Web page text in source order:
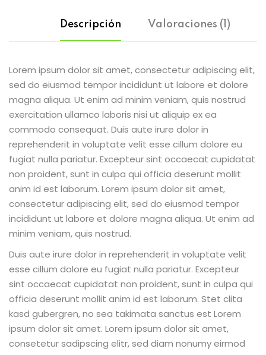
Descripción Valoraciones (1)
Lorem ipsum dolor sit amet, consectetur adipiscing elit,
sed do eiusmod tempor incididunt ut labore et dolore
magna aliqua. Ut enim ad minim veniam, quis nostrud
exercitation ullamco laboris nisi ut aliquip ex ea
commodo consequat. Duis aute irure dolor in
reprehenderit in voluptate velit esse cillum dolore eu
fugiat nulla pariatur. Excepteur sint occaecat cupidatat
non proident, sunt in culpa qui officia deserunt mollit
anim id est laborum. Lorem ipsum dolor sit amet,
consectetur adipiscing elit, sed do eiusmod tempor
incididunt ut labore et dolore magna aliqua. Ut enim ad
minim veniam, quis nostrud.
Duis aute irure dolor in reprehenderit in voluptate velit
esse cillum dolore eu fugiat nulla pariatur. Excepteur
sint occaecat cupidatat non proident, sunt in culpa qui
officia deserunt mollit anim id est laborum. Stet clita
kasd gubergren, no sea takimata sanctus est Lorem
ipsum dolor sit amet. Lorem ipsum dolor sit amet,
consetetur sadipscing elitr, sed diam nonumy eirmod